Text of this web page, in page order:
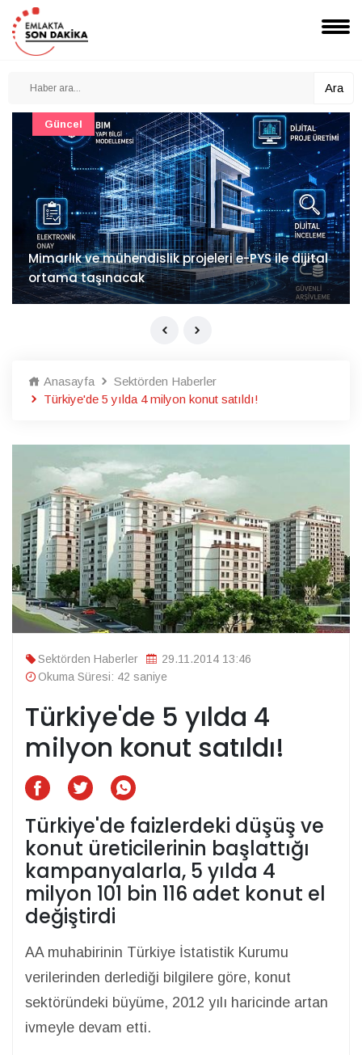
Ara
Mimarlık ve mühendislik projeleri e-PYS ile dijital
ortama taşınacak
Güncel
Anasayfa
Sektörden Haberler
Türkiye'de 5 yılda 4 milyon konut satıldı!
Sektörden Haberler
29.11.2014 13:46
Okuma Süresi: 42 saniye
Türkiye'de 5 yılda 4
milyon konut satıldı!
Türkiye'de faizlerdeki düşüş ve
konut üreticilerinin başlattığı
kampanyalarla, 5 yılda 4
milyon 101 bin 116 adet konut el
değiştirdi
AA muhabirinin Türkiye İstatistik Kurumu
verilerinden derlediği bilgilere göre, konut
sektöründeki büyüme, 2012 yılı haricinde artan
ivmeyle devam etti.